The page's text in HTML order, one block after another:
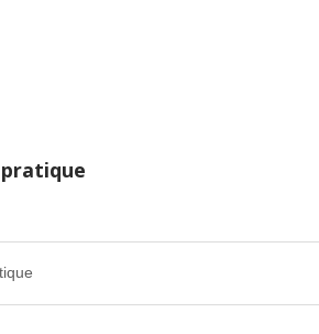
pratique